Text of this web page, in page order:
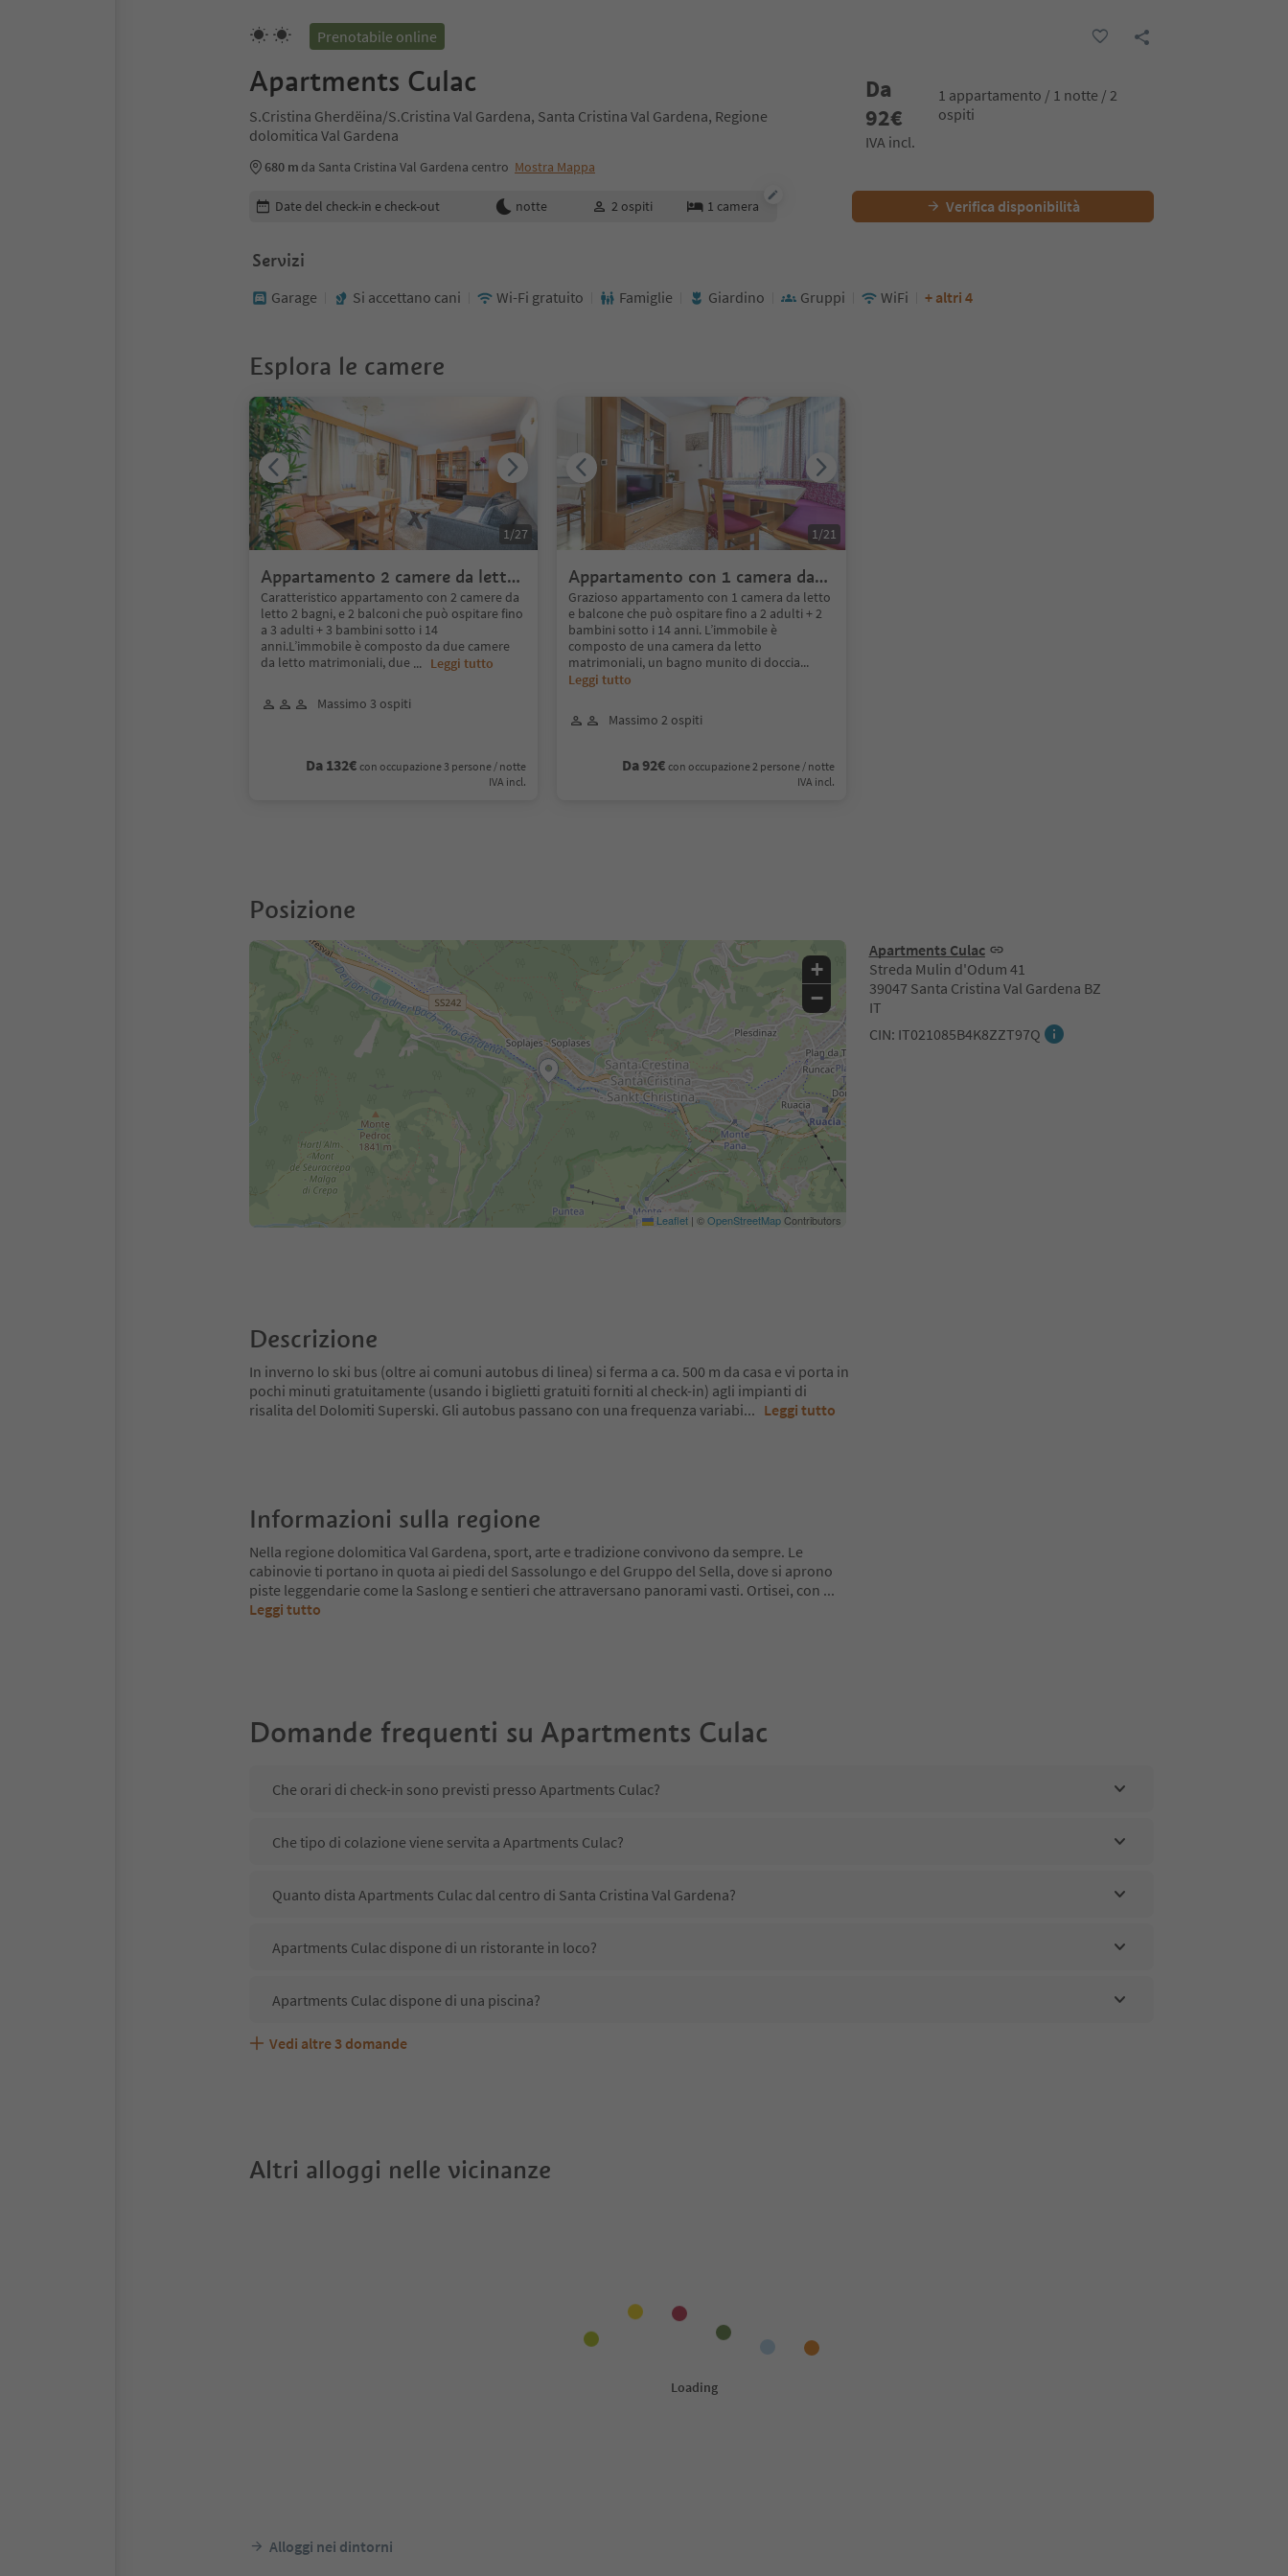
Prenotabile online
Apartments Culac
S.Cristina Gherdëina/S.Cristina Val Gardena, Santa Cristina Val Gardena, Regione
dolomitica Val Gardena
680 m da Santa Cristina Val Gardena centro Mostra Mappa
Da
92€
1 appartamento / 1 notte / 2
ospiti
IVA incl.
Modifica i dettagli della prenotazione
Date del check-in e check-out notte 2 ospiti 1 camera Verifica disponibilità
Servizi
Garage Si accettano cani Wi-Fi gratuito Famiglie Giardino Gruppi WiFi + altri 4
Esplora le camere
Appartamento 2 camere da letto
e balcone
Caratteristico appartamento con 2 camere da
letto 2 bagni, e 2 balconi che può ospitare fino
a 3 adulti + 3 bambini sotto i 14
anni.L’immobile è composto da due camere
da letto matrimoniali, due ... Leggi tutto
Massimo 3 ospiti
Da 132€ con occupazione 3 persone / notte
IVA incl.
1/27
Appartamento con 1 camera da
letto e balcone
Grazioso appartamento con 1 camera da letto
e balcone che può ospitare fino a 2 adulti + 2
bambini sotto i 14 anni. L’immobile è
composto de una camera da letto
matrimoniali, un bagno munito di doccia...
Leggi tutto
Massimo 2 ospiti
Da 92€ con occupazione 2 persone / notte
IVA incl.
1/21
Posizione
Apartments Culac
Streda Mulin d'Odum 41
39047 Santa Cristina Val Gardena BZ
IT
CIN: IT021085B4K8ZZT97Q
+
−
Leaflet | ©OpenStreetMapContributors
Descrizione
In inverno lo ski bus (oltre ai comuni autobus di linea) si ferma a ca. 500 m da casa e vi porta in
pochi minuti gratuitamente (usando i biglietti gratuiti forniti al check-in) agli impianti di
risalita del Dolomiti Superski. Gli autobus passano con una frequenza variabi... Leggi tutto
Informazioni sulla regione
Nella regione dolomitica Val Gardena, sport, arte e tradizione convivono da sempre. Le
cabinovie ti portano in quota ai piedi del Sassolungo e del Gruppo del Sella, dove si aprono
piste leggendarie come la Saslong e sentieri che attraversano panorami vasti. Ortisei, con ...
Leggi tutto
Domande frequenti su Apartments Culac
Che orari di check-in sono previsti presso Apartments Culac?
Che tipo di colazione viene servita a Apartments Culac?
Quanto dista Apartments Culac dal centro di Santa Cristina Val Gardena?
Apartments Culac dispone di un ristorante in loco?
Apartments Culac dispone di una piscina?
Apartments Culac accetta animali domestici?
Quali servizi/attività sono disponibili presso Apartments Culac?
Gli ospiti di Apartments Culac ricevono l'Alto Adige Guest Pass?
Vedi altre 3 domande
Altri alloggi nelle vicinanze
Alloggi nei dintorni